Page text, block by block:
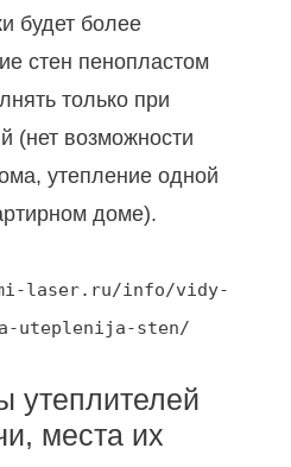
будет более
стен пенопластом
только при
(нет возможности
утепление одной
доме).
laser.ru/info/vidy-
uteplenija-sten/
утеплителей
места их